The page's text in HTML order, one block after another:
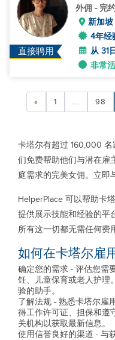
直接聘用
外佣 - 完
新加坡
4年经
从 31
非常
« 1 ... 98
卡塔尔有超过 160,000
们免费帮助他们与潜在雇
庭需求的完美女佣。立即
HelperPlace 可以帮助卡
提供展示技能和经验的平
所有这一切都无需任何费
如何在卡塔尔雇
确定您的需求 - 评估您需
饪、儿童保育或老人护理
验的助手。
了解法规 - 熟悉卡塔尔雇
得工作许可证、担保和遵
关机构以获取最新信息。
使用信誉良好的渠道 - 与